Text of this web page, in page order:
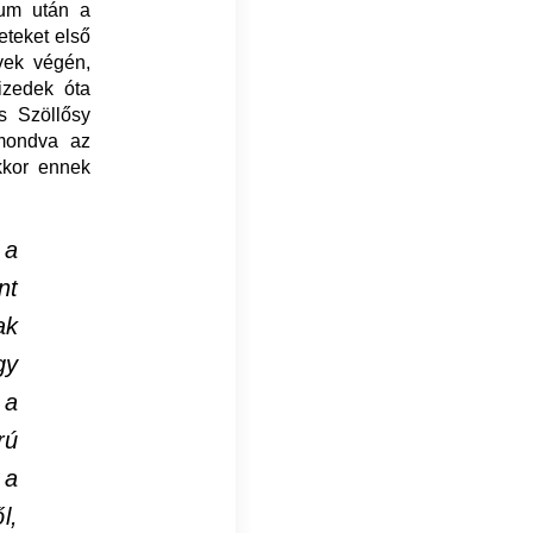
után a
első
végén,
óta
Szöllősy
az
ennek